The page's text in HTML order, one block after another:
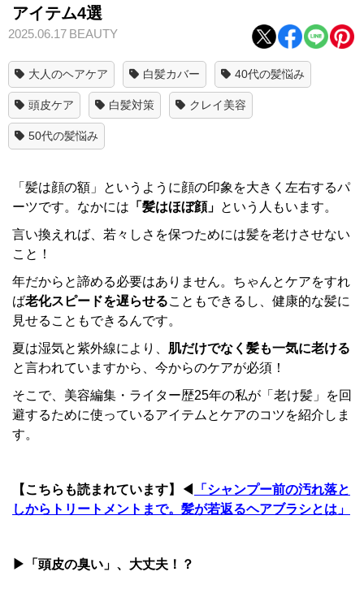
アイテム4選
2025.06.17 BEAUTY
大人のヘアケア 白髪カバー 40代の髪悩み
頭皮ケア 白髪対策 クレイ美容
50代の髪悩み
「髪は顔の額」というように顔の印象を大きく左右するパ
ーツです。なかには 「髪はほぼ顔」 という人もいます。
言い換えれば、若々しさを保つためには髪を老けさせない
こと！
年だからと諦める必要はありません。ちゃんとケアをすれ
ば老化スピードを遅らせることもできるし、健康的な髪に
見せることもできるんです。
夏は湿気と紫外線により、 肌だけでなく髪も一気に老ける
と言われていますから、今からのケアが必須！
そこで、 美容編集・ライター歴25年の私が「老け髪」を回
避するために使っているアイテムとケアのコツを紹介しま
す。
【こちらも読まれています】◀
「シャンプー前の汚れ落と
しからトリートメントまで。髪が若返るヘアブラシとは」
▶「頭皮の臭い」、大丈夫！？